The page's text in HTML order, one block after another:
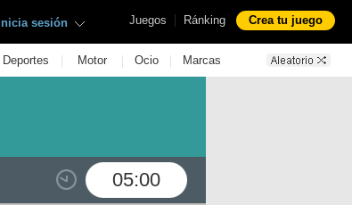
Juegos | Ránking Crea tu juego
Inicia sesión
Deportes | Motor | Ocio | Marcas
05:00